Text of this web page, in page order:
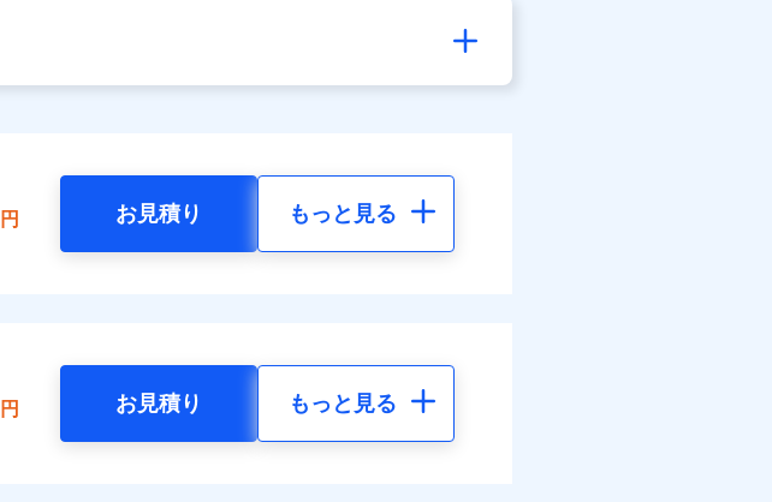
円 お見積り もっと見る
円 お見積り もっと見る